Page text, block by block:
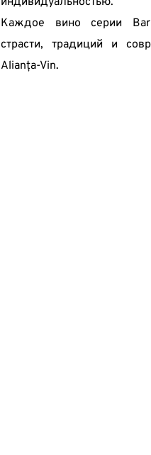
Каждое вино серии
страсти, традиций и
Alianța-Vin.